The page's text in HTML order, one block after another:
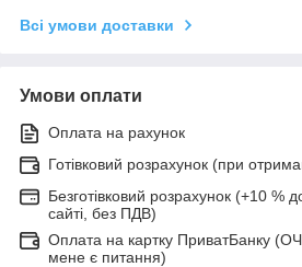
Всі умови доставки
Умови оплати
Оплата на рахунок
Готівковий розрахунок (при
Безготівковий розрахунок (+10 %
сайті, без ПДВ)
Оплата на картку ПриватБанку
мене є питання)